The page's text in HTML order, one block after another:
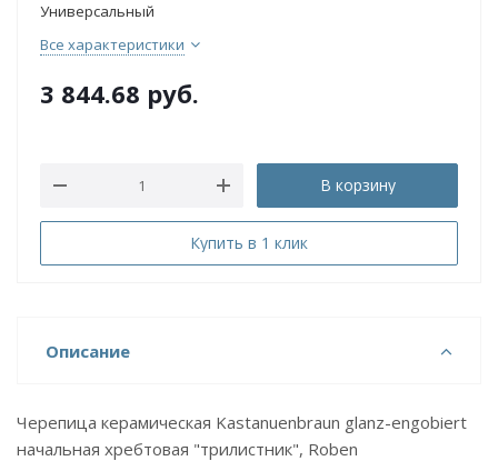
Универсальный
Все характеристики
3 844.68 руб.
В корзину
Купить в 1 клик
Описание
Черепица керамическая Kastanuenbraun glanz-engobiert
начальная хребтовая "трилистник", Roben